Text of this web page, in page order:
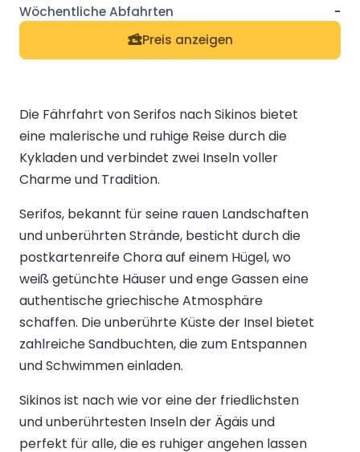
-
Preis anzeigen
Die Fährfahrt von Serifos nach Sikinos bietet
eine malerische und ruhige Reise durch die
Kykladen und verbindet zwei Inseln voller
Charme und Tradition.
Serifos, bekannt für seine rauen Landschaften
und unberührten Strände, besticht durch die
postkartenreife Chora auf einem Hügel, wo
weiß getünchte Häuser und enge Gassen eine
authentische griechische Atmosphäre
schaffen. Die unberührte Küste der Insel bietet
zahlreiche Sandbuchten, die zum Entspannen
und Schwimmen einladen.
Sikinos ist nach wie vor eine der friedlichsten
und unberührtesten Inseln der Ägäis und
perfekt für alle, die es ruhiger angehen lassen